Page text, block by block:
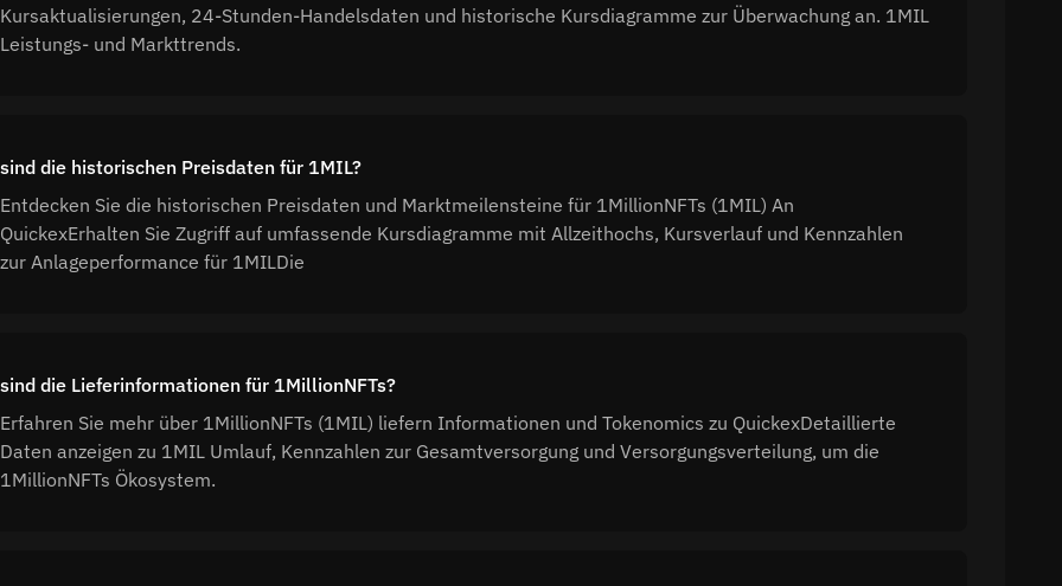
Kursaktualisierungen, 24-Stunden-Handelsdaten und historische Kursdiagramme zur Überwachung an. 1MIL
Leistungs- und Markttrends.
die historischen Preisdaten für 1MIL?
Entdecken Sie die historischen Preisdaten und Marktmeilensteine für 1MillionNFTs (1MIL) An
QuickexErhalten Sie Zugriff auf umfassende Kursdiagramme mit Allzeithochs, Kursverlauf und Kennzahlen
zur Anlageperformance für 1MILDie
die Lieferinformationen für 1MillionNFTs?
Erfahren Sie mehr über 1MillionNFTs (1MIL) liefern Informationen und Tokenomics zu QuickexDetaillierte
Daten anzeigen zu 1MIL Umlauf, Kennzahlen zur Gesamtversorgung und Versorgungsverteilung, um die
1MillionNFTs Ökosystem.